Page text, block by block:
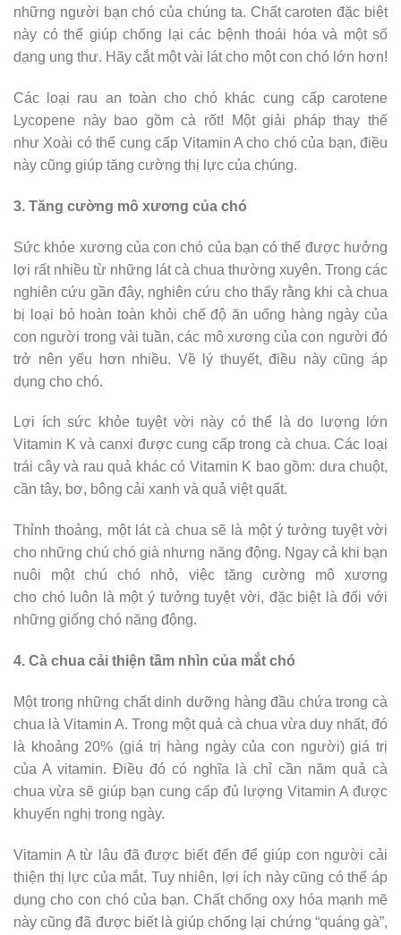
những người bạn chó của chúng ta. Chất caroten đặc biệt
này có thể giúp chống lại các bệnh thoái hóa và một số
dạng ung thư. Hãy cắt một vài lát cho một con chó lớn hơn!
Các loại rau an toàn cho chó khác cung cấp carotene
Lycopene này bao gồm cà rốt! Một giải pháp thay thế
như Xoài có thể cung cấp Vitamin A cho chó của bạn, điều
này cũng giúp tăng cường thị lực của chúng.
3. Tăng cường mô xương của chó
Sức khỏe xương của con chó của bạn có thể được hưởng
lợi rất nhiều từ những lát cà chua thường xuyên. Trong các
nghiên cứu gần đây, nghiên cứu cho thấy rằng khi cà chua
bị loại bỏ hoàn toàn khỏi chế độ ăn uống hàng ngày của
con người trong vài tuần, các mô xương của con người đó
trở nên yếu hơn nhiều. Về lý thuyết, điều này cũng áp
dụng cho chó.
Lợi ích sức khỏe tuyệt vời này có thể là do lượng lớn
Vitamin K và canxi được cung cấp trong cà chua. Các loại
trái cây và rau quả khác có Vitamin K bao gồm: dưa chuột,
cần tây, bơ, bông cải xanh và quả việt quất.
Thỉnh thoảng, một lát cà chua sẽ là một ý tưởng tuyệt vời
cho những chú chó già nhưng năng động. Ngay cả khi bạn
nuôi một chú chó nhỏ, việc tăng cường mô xương
cho chó luôn là một ý tưởng tuyệt vời, đặc biệt là đối với
những giống chó năng động.
4. Cà chua cải thiện tầm nhìn của mắt chó
Một trong những chất dinh dưỡng hàng đầu chứa trong cà
chua là Vitamin A. Trong một quả cà chua vừa duy nhất, đó
là khoảng 20% (giá trị hàng ngày của con người) giá trị
của A vitamin. Điều đó có nghĩa là chỉ cần năm quả cà
chua vừa sẽ giúp bạn cung cấp đủ lượng Vitamin A được
khuyến nghị trong ngày.
Vitamin A từ lâu đã được biết đến để giúp con người cải
thiện thị lực của mắt. Tuy nhiên, lợi ích này cũng có thể áp
dụng cho con chó của bạn. Chất chống oxy hóa mạnh mẽ
này cũng đã được biết là giúp chống lại chứng “quáng gà”,